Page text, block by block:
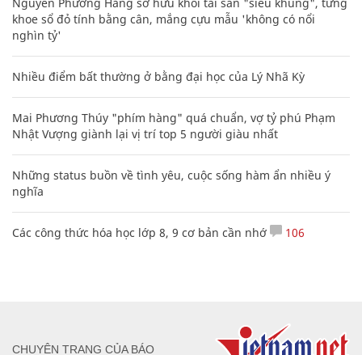
khoe sổ đỏ tính bằng cân, mắng cựu mẫu 'không có nổi
nghìn tỷ'
Nhiều điểm bất thường ở bằng đại học của Lý Nhã Kỳ
Mai Phương Thúy "phím hàng" quá chuẩn, vợ tỷ phú Phạm
Nhật Vượng giành lại vị trí top 5 người giàu nhất
Những status buồn về tình yêu, cuộc sống hàm ẩn nhiều ý
nghĩa
Các công thức hóa học lớp 8, 9 cơ bản cần nhớ 106
CHUYÊN TRANG CỦA BÁO